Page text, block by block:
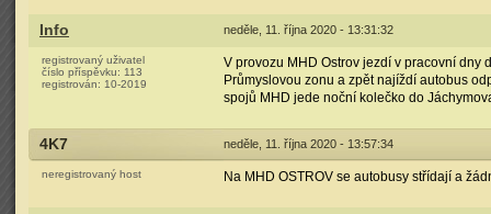
Info neděle, 11. října 2020 - 13:31:32
registrovaný uživatel
číslo příspěvku: 113
registrován: 10-2019
V provozu MHD Ostrov jezdí v pracovní
Průmyslovou zonu a zpět najíždí autobus
spojů MHD jede noční kolečko do
4K7 neděle, 11. října 2020 - 13:57:34
neregistrovaný host Na MHD OSTROV se autobusy střídají a